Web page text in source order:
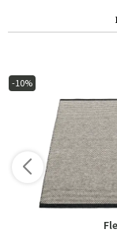
-10%